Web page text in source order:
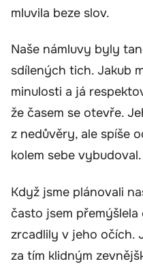
mluvila beze slov.
Naše námluvy byly
sdílených tich. Jakub
minulosti a já
že časem se otevře.
z nedůvěry, ale spíše
kolem sebe vybudoval.
Když jsme plánovali
často jsem
zrcadlily v jeho očích.
za tím klidným